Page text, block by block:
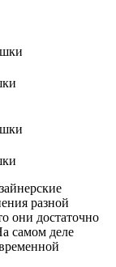
разной
они достаточно
самом деле